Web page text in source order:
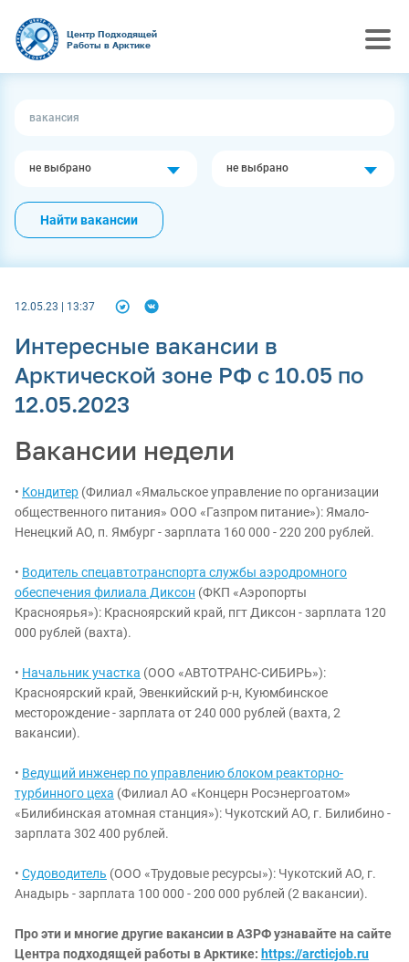
Центр Подходящей
Работы в Арктике
не выбрано не выбрано
Найти вакансии
12.05.23 | 13:37
Интересные вакансии в
Арктической зоне РФ с 10.05 по
12.05.2023
Вакансии недели
• Кондитер (Филиал «Ямальское управление по организации
общественного питания» ООО «Газпром питание»): Ямало-
Ненецкий АО, п. Ямбург - зарплата 160 000 - 220 200 рублей.
• Водитель спецавтотранспорта службы аэродромного
обеспечения филиала Диксон (ФКП «Аэропорты
Красноярья»): Красноярский край, пгт Диксон - зарплата 120
000 рублей (вахта).
• Начальник участка (ООО «АВТОТРАНС-СИБИРЬ»):
Красноярский край, Эвенкийский р-н, Куюмбинское
месторождение - зарплата от 240 000 рублей (вахта, 2
вакансии).
• Ведущий инженер по управлению блоком реакторно-
турбинного цеха (Филиал АО «Концерн Росэнергоатом»
«Билибинская атомная станция»): Чукотский АО, г. Билибино -
зарплата 302 400 рублей.
• Судоводитель (ООО «Трудовые ресурсы»): Чукотский АО, г.
Анадырь - зарплата 100 000 - 200 000 рублей (2 вакансии).
Про эти и многие другие вакансии в АЗРФ узнавайте на сайте
Центра подходящей работы в Арктике: https://arcticjob.ru